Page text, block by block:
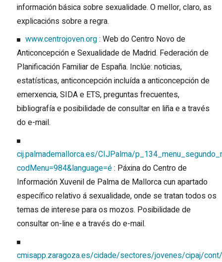
información básica sobre sexualidade. O mellor, claro, as
explicacións sobre a regra.
www.centrojoven.org: Web do Centro Novo de
Anticoncepción e Sexualidade de Madrid. Federación de
Planificación Familiar de España. Inclúe: noticias,
estatísticas, anticoncepción incluída a anticoncepción de
emerxencia, SIDA e ETS, preguntas frecuentes,
bibliografía e posibilidade de consultar en liña e a través
do e-mail.
cij.palmademallorca.es/CIJPalma/
codMenu=984&language=é: Páxina do Centro de
Información Xuvenil de Palma de Mallorca cun apartado
específico relativo á sexualidade, onde se tratan todos os
temas de interese para os mozos. Posibilidade de
consultar on-line e a través do e-mail.
cmisapp.zaragoza.es/cidade/sectores/jovenes/cipaj/cont/